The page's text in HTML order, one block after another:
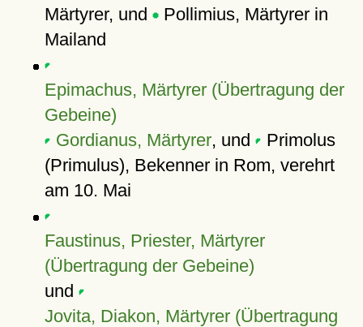
Märtyrer, und Pollimius, Märtyrer in
Mailand
Epimachus, Märtyrer (Übertragung der
Gebeine)
Gordianus, Märtyrer, und
Primolus
(Primulus), Bekenner in Rom, verehrt
am 10. Mai
Faustinus, Priester, Märtyrer
(Übertragung der Gebeine)
und
Jovita, Diakon, Märtyrer (Übertragung